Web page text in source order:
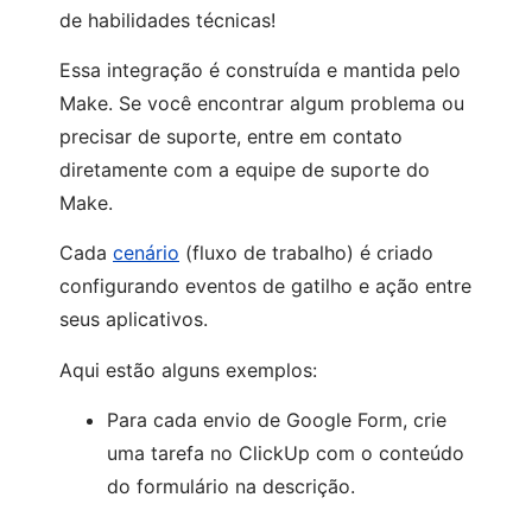
de habilidades técnicas!
Essa integração é construída e mantida pelo
Make. Se você encontrar algum problema ou
precisar de suporte, entre em contato
diretamente com a equipe de suporte do
Make.
Cada cenário (fluxo de trabalho) é criado
configurando eventos de gatilho e ação entre
seus aplicativos.
Aqui estão alguns exemplos:
Para cada envio de Google Form, crie
uma tarefa no ClickUp com o conteúdo
do formulário na descrição.